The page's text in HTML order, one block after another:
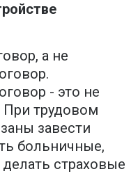
а не
- это не
При трудовом
завести
больничные,
страховые